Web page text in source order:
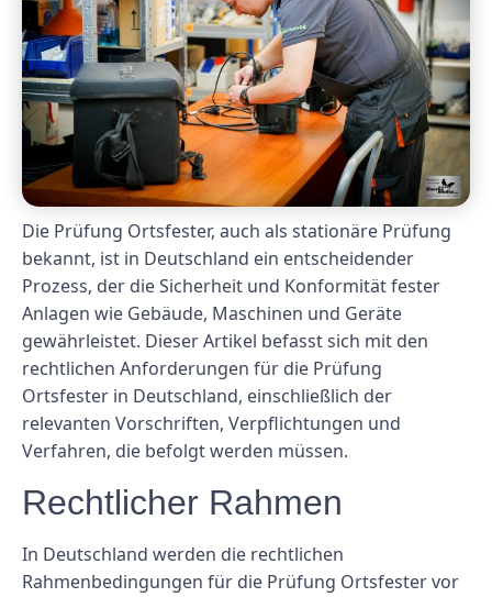
Die Prüfung Ortsfester, auch als stationäre Prüfung
bekannt, ist in Deutschland ein entscheidender
Prozess, der die Sicherheit und Konformität fester
Anlagen wie Gebäude, Maschinen und Geräte
gewährleistet. Dieser Artikel befasst sich mit den
rechtlichen Anforderungen für die Prüfung
Ortsfester in Deutschland, einschließlich der
relevanten Vorschriften, Verpflichtungen und
Verfahren, die befolgt werden müssen.
Rechtlicher Rahmen
In Deutschland werden die rechtlichen
Rahmenbedingungen für die Prüfung Ortsfester vor